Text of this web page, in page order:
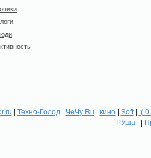
| Техно-Голод | ЧеЧу.Ru | кино| Soft| :(
РУша | |